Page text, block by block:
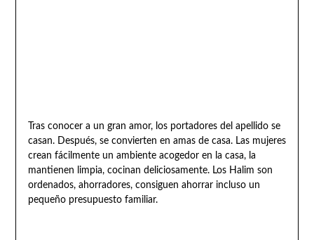
Tras conocer a un gran amor, los portadores del apellido se
casan. Después, se convierten en amas de casa. Las mujeres
crean fácilmente un ambiente acogedor en la casa, la
mantienen limpia, cocinan deliciosamente. Los Halim son
ordenados, ahorradores, consiguen ahorrar incluso un
pequeño presupuesto familiar.